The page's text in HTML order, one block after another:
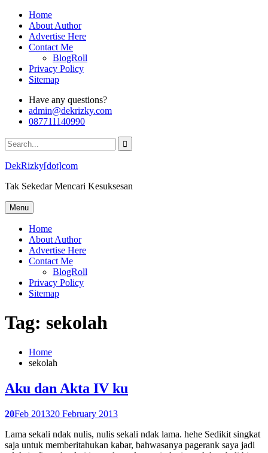
Skip
content
Home
About Author
Advertise Here
Contact Me
BlogRoll
Privacy Policy
Sitemap
Have any questions?
admin@dekrizky.com
087711140990
Search
for:
DekRizky[dot]com
Tak Sekedar Mencari Kesuksesan
Menu
Home
About Author
Advertise Here
Contact Me
BlogRoll
Privacy Policy
Sitemap
Tag: sekolah
Home
sekolah
Aku dan Akta IV ku
20Feb 201320 February 2013
Lama sekali ndak nulis, nulis sekali ndak lama. hehe Sedikit singkat
saja untuk memberitahukan kabar, bahwasanya pagerank saya jadi